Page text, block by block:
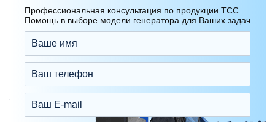
Профессиональная консультация по продукции ТСС.
Помощь в выборе модели генератора для Ваших задач